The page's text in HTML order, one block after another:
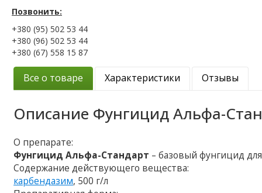
Позвонить:
+380 (95) 502 53 44
+380 (96) 502 53 44
+380 (67) 558 15 87
Все о товаре Характеристики Отзывы
Описание Фунгицид Альфа-
О препарате:
Фунгицид Альфа-Стандарт – базовый фунгицид
Содержание действующего вещества:
карбендазим, 500 г/л